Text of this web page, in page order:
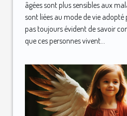
âgées sont plus sensibles aux
sont liées au mode de vie adopté
pas toujours évident de savoir
que ces personnes vivent...